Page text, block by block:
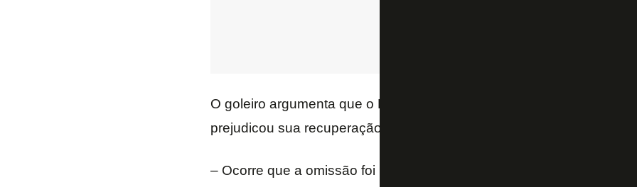
O goleiro argumenta que o Botafogo o jogou contra a torcida e que a
prejudicou sua recuperação de lesão.
– Ocorre que a omissão foi prejudicial à imagem do goleiro, uma vez